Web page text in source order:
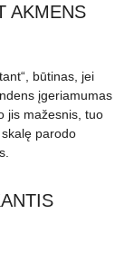
AKMENS
būtinas, jei
įgeriamumas
jis mažesnis, tuo
parodo